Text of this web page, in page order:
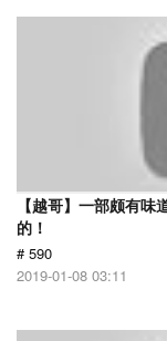
【越哥】一部颇有
的！
# 590
2019-01-08 03:11